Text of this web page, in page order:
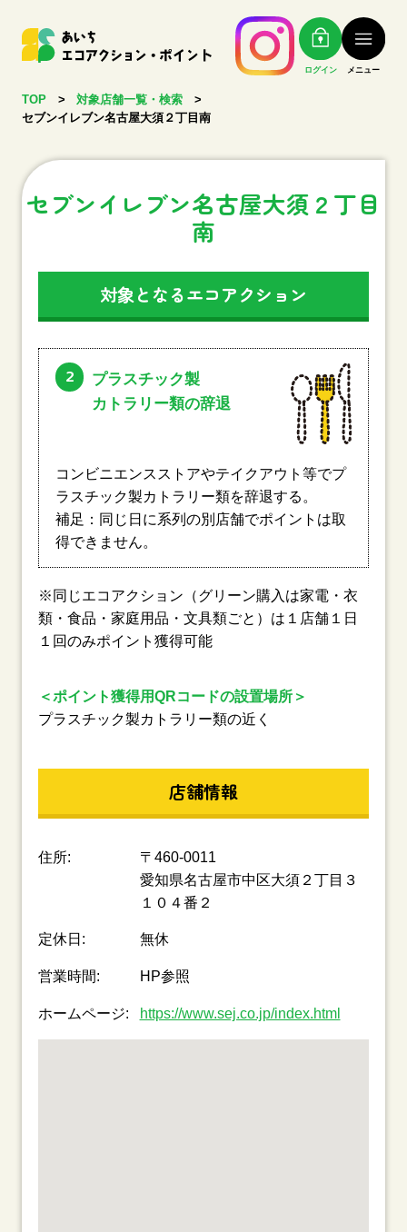
ログイン メニュー
TOP > 対象店舗一覧・検索
>
セブンイレブン名古屋大須２丁目南
セブンイレブン名古屋大須２丁目
南
対象となるエコアクション
2
プラスチック製
カトラリー類の辞退
コンビニエンスストアやテイクアウト等でプ
ラスチック製カトラリー類を辞退する。
補足：同じ日に系列の別店舗でポイントは取
得できません。
※同じエコアクション（グリーン購入は家電・衣
類・食品・家庭用品・文具類ごと）は１店舗１日
１回のみポイント獲得可能
＜ポイント獲得用QRコードの設置場所＞
プラスチック製カトラリー類の近く
店舗情報
住所:
〒460-0011
愛知県名古屋市中区大須２丁目３
１０４番２
定休日: 無休
営業時間: HP参照
ホームページ: https://www.sej.co.jp/index.html